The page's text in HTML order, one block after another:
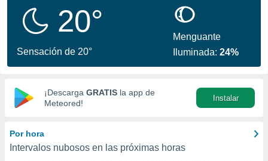
calidad.
a este
las
y
digital
basada
20°
Sensación de 20°
Menguante
Iluminada:24%
¡Descarga GRATIS la app de
Meteored!
Instalar
Por hora
Intervalos nubosos en las próximas horas